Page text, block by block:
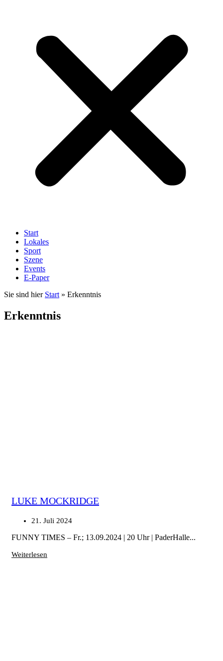
Start
Lokales
Sport
Szene
Events
E-Paper
Sie sind hier Start » Erkenntnis
Erkenntnis
LUKE MOCKRIDGE
21. Juli 2024
FUNNY TIMES – Fr.; 13.09.2024 | 20 Uhr | PaderHalle...
Weiterlesen